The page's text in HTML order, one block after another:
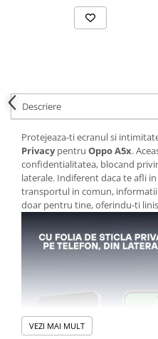
Descriere
Protejeaza-ti ecranul si
Privacypentru Oppo A5x.
confidentialitatea, blocand
laterale. Indiferent daca te afli
transportul in comun,
doar pentru tine, oferindu-ti
VEZI MAI MULT